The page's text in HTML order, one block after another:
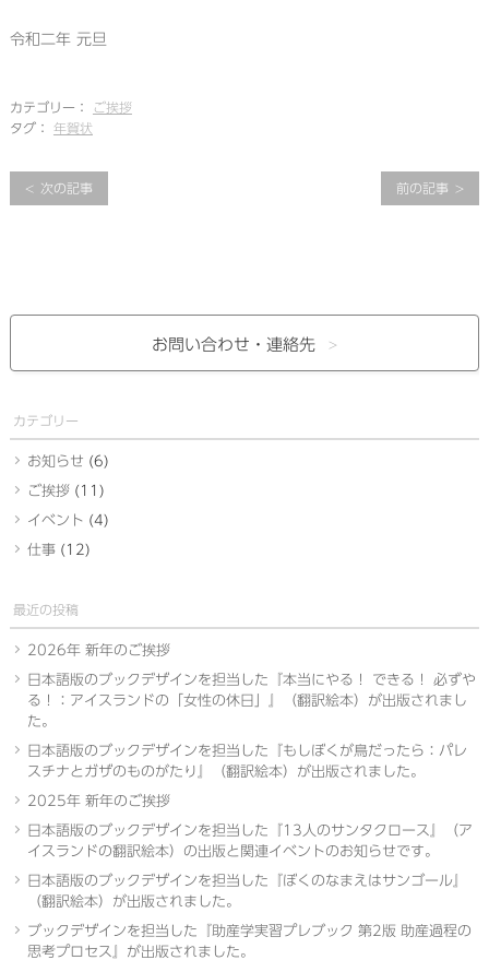
令和二年 元旦
カテゴリー：
ご挨拶
タグ： 年賀状
次の記事 前の記事
お問い合わせ・ 連絡先
カテゴリー
お知らせ (6)
ご挨拶(11)
イベント (4)
仕事(12)
最近の投稿
2026年 新年のご挨拶
日本語版のブックデザインを担当した『本当にやる！ できる！ 必ずや
る！：アイスランドの「女性の休日」』（翻訳絵本）が出版されまし
た。
日本語版のブックデザインを担当した『もしぼくが鳥だったら：パレ
スチナとガザのものがたり』（翻訳絵本）が出版されました。
2025年 新年のご挨拶
日本語版のブックデザインを担当した『13人のサンタクロース』（ア
イスランドの翻訳絵本）の出版と関連イベントのお知らせです。
日本語版のブックデザインを担当した『ぼくのなまえはサンゴール』
（翻訳絵本）が出版されました。
ブックデザインを担当した『助産学実習プレブック 第2版 助産過程の
思考プロセス』が出版されました。